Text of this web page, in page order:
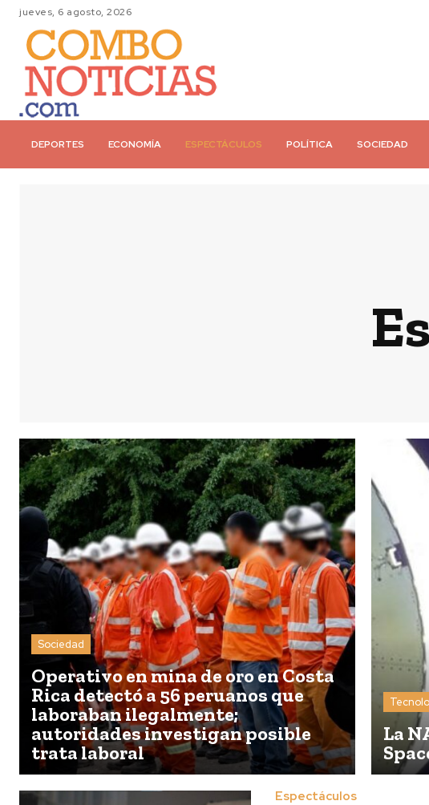
jueves, 6 agosto, 2026
DEPORTES ECONOMÍA ESPECTÁCULOS POLÍTICA SOCIEDAD
Sociedad
Operativo en mina de oro en Costa
Rica detectó a 56 peruanos que
laboraban ilegalmente;
autoridades investigan posible
trata laboral
La
Espectáculos